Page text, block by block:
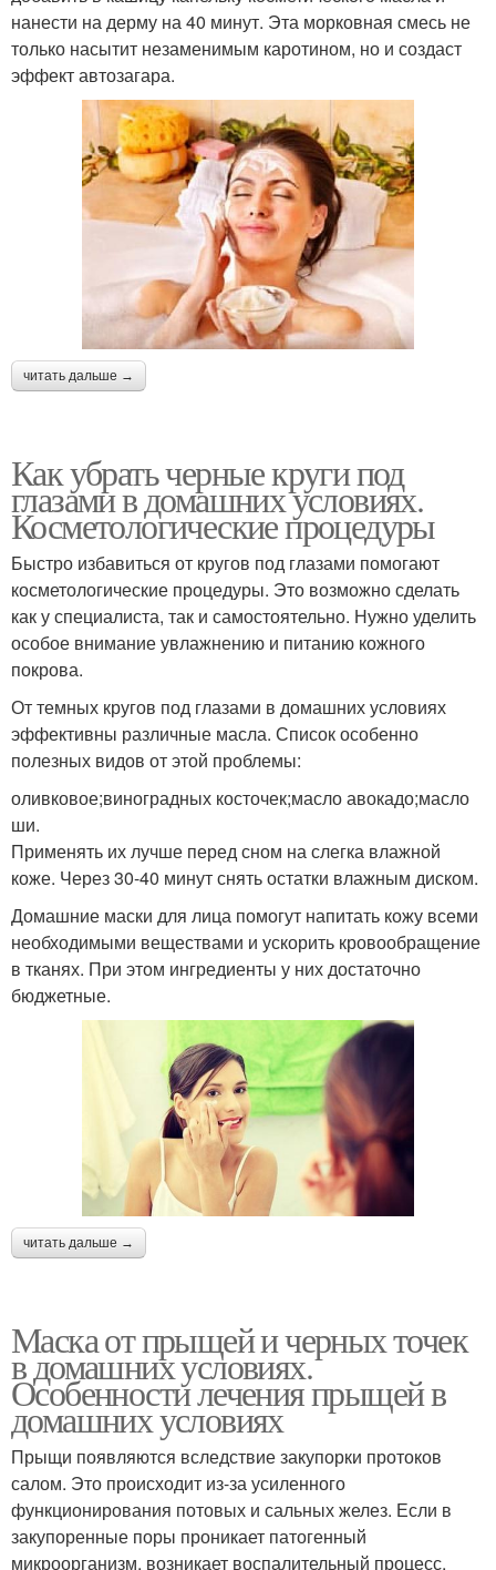
нанести на дерму на 40 минут. Эта морковная смесь не
только насытит незаменимым каротином, но и создаст
эффект автозагара.
читать дальше →
Как убрать черные круги под
глазами в домашних условиях.
Косметологические процедуры
Быстро избавиться от кругов под глазами помогают
косметологические процедуры. Это возможно сделать
как у специалиста, так и самостоятельно. Нужно уделить
особое внимание увлажнению и питанию кожного
покрова.
От темных кругов под глазами в домашних условиях
эффективны различные масла. Список особенно
полезных видов от этой проблемы:
оливковое;виноградных косточек;масло авокадо;масло
ши.
Применять их лучше перед сном на слегка влажной
коже. Через 30-40 минут снять остатки влажным диском.
Домашние маски для лица помогут напитать кожу всеми
необходимыми веществами и ускорить кровообращение
в тканях. При этом ингредиенты у них достаточно
бюджетные.
читать дальше →
Маска от прыщей и черных точек
в домашних условиях.
Особенности лечения прыщей в
домашних условиях
Прыщи появляются вследствие закупорки протоков
салом. Это происходит из-за усиленного
функционирования потовых и сальных желез. Если в
закупоренные поры проникает патогенный
микроорганизм, возникает воспалительный процесс,